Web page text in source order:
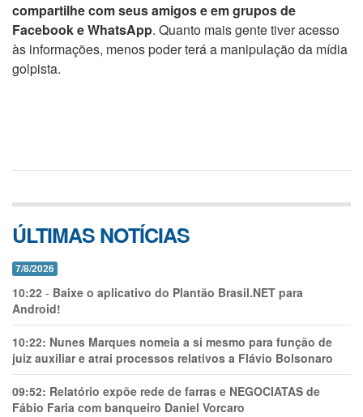
compartilhe com seus amigos e em grupos de
Facebook e WhatsApp. Quanto mais gente tiver acesso
às informações, menos poder terá a manipulação da mídia
golpista.
ÚLTIMAS NOTÍCIAS
7/8/2026
10:22 - Baixe o aplicativo do Plantão Brasil.NET para
Android!
10:22: Nunes Marques nomeia a si mesmo para função de
juiz auxiliar e atrai processos relativos a Flávio Bolsonaro
09:52: Relatório expõe rede de farras e NEGOCIATAS de
Fábio Faria com banqueiro Daniel Vorcaro